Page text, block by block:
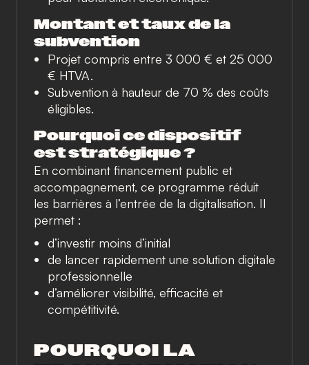
Montant et taux de la
subvention
Projet compris entre 3 000 € et 25 000
€ HTVA.
Subvention à hauteur de 70 % des coûts
éligibles.
Pourquoi ce dispositif
est stratégique ?
En combinant financement public et
accompagnement, ce programme réduit
les barrières à l’entrée de la digitalisation. Il
permet :
d’investir moins d’initial
de lancer rapidement une solution digitale
professionnelle
d’améliorer visibilité, efficacité et
compétitivité.
POURQUOI LA